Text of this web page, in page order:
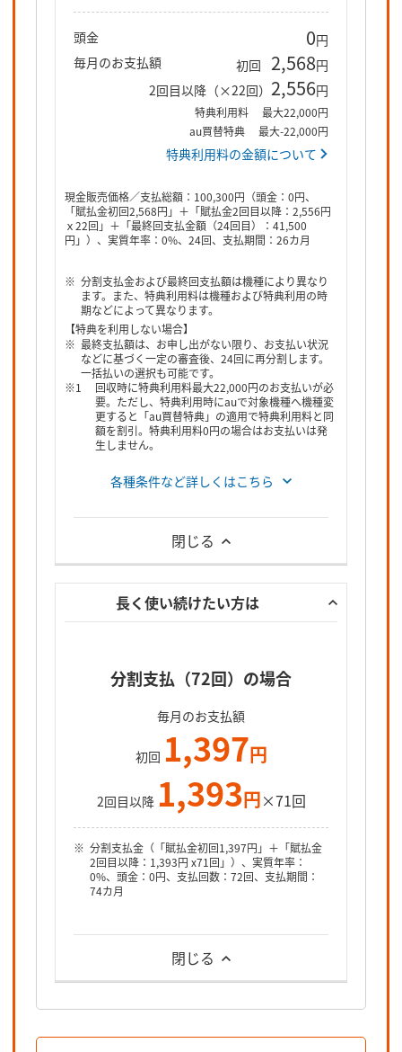
頭金 0円
毎月のお支払額
初回 2,568円
2回目以降（×22回） 2,556円
特典利用料
最大22,000円
au買替特典
最大-22,000円
特典利用料の金額について
現金販売価格／支払総額：100,300円（頭金：0円、
「賦払金初回2,568円」＋「賦払金2回目以降：2,556円
ｘ22回」＋「最終回支払金額（24回目）：41,500
円」）、実質年率：0%、24回、支払期間：26カ月
分割支払金および最終回支払額は機種により異なり
ます。また、特典利用料は機種および特典利用の時
期などによって異なります。
【特典を利用しない場合】
最終支払額は、お申し出がない限り、お支払い状況
などに基づく一定の審査後、24回に再分割します。
一括払いの選択も可能です。
回収時に特典利用料最大22,000円のお支払いが必
要。ただし、特典利用時にauで対象機種へ機種変
更すると「au買替特典」の適用で特典利用料と同
額を割引。特典利用料0円の場合はお支払いは発
生しません。
各種条件など詳しくはこちら
閉じる
長く使い続けたい方は
分割支払（72回）の場合
毎月のお支払額
初回 1,397円
2回目以降 1,393円×71回
分割支払金（「賦払金初回1,397円」＋「賦払金
2回目以降：1,393円 x71回」）、実質年率：
0%、頭金：0円、支払回数：72回、支払期間：
74カ月
閉じる